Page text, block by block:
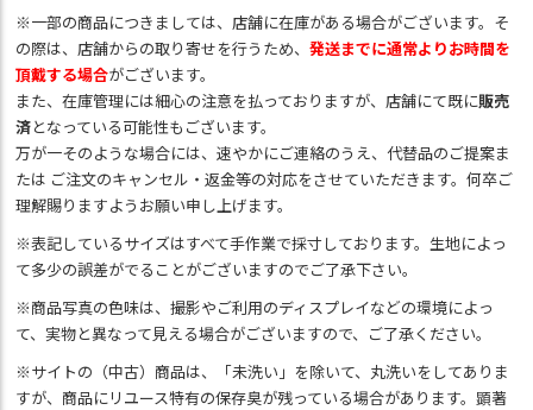
※一部の商品につきましては、店舗に在庫がある場合がございます。そ
の際は、店舗からの取り寄せを行うため、発送までに通常よりお時間を
頂戴する場合がございます。
また、在庫管理には細心の注意を払っておりますが、店舗にて既に販売
済となっている可能性もございます。
万が一そのような場合には、速やかにご連絡のうえ、代替品のご提案ま
たは ご注文のキャンセル・返金等の対応をさせていただきます。何卒ご
理解賜りますようお願い申し上げます。
※表記しているサイズはすべて手作業で採寸しております。生地によっ
て多少の誤差がでることがございますのでご了承下さい。
※商品写真の色味は、撮影やご利用のディスプレイなどの環境によっ
て、実物と異なって見える場合がございますので、ご了承ください。
※サイトの（中古）商品は、「未洗い」を除いて、丸洗いをしてありま
すが、商品にリユース特有の保存臭が残っている場合があります。顕著